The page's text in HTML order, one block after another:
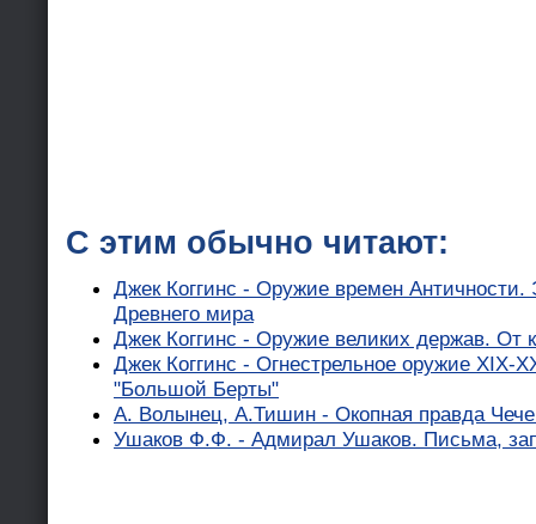
С этим обычно читают:
Джек Коггинс - Оружие времен
Древнего мира
Джек Коггинс - Оружие великих держав. От
Джек Коггинс - Огнестрельное оружие XIX-
"Большой Берты"
А. Волынец, А.Тишин - Окопная правда
Ушаков Ф.Ф. - Адмирал Ушаков. Письма,